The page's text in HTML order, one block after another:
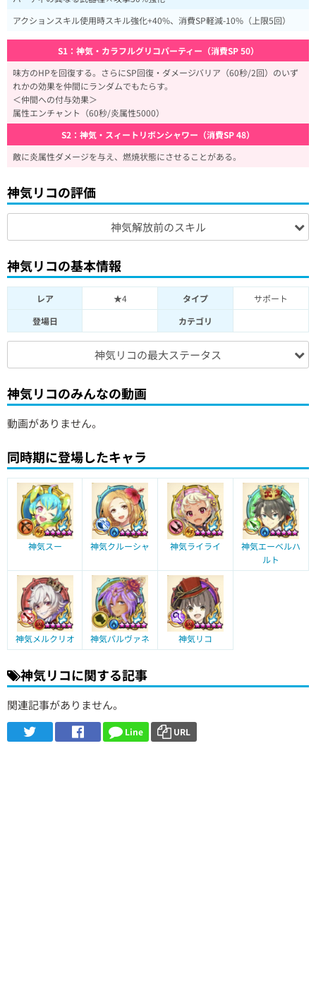
アクションスキル使用時スキル強化+40%、消費SP軽減-10%（上限5回）
S1：神気・カラフルグリコパーティー（消費SP 50）
味方のHPを回復する。さらにSP回復・ダメージバリア（60秒/2回）のいず
れかの効果を仲間にランダムでもたらす。
＜仲間への付与効果＞
属性エンチャント（60秒/炎属性5000）
S2：神気・スィートリボンシャワー（消費SP 48）
敵に炎属性ダメージを与え、燃焼状態にさせることがある。
神気リコの評価
神気解放前のスキル
神気リコの基本情報
レア ★4 タイプ
サポート
登場日
カテゴリ
神気リコの最大ステータス
神気リコのみんなの動画
動画がありません。
同時期に登場したキャラ
神気スー 神気クルーシャ 神気ライライ
神気エーベルハ
ルト
神気メルクリオ 神気パルヴァネ 神気リコ
神気リコに関する記事
関連記事がありません。
Line URL